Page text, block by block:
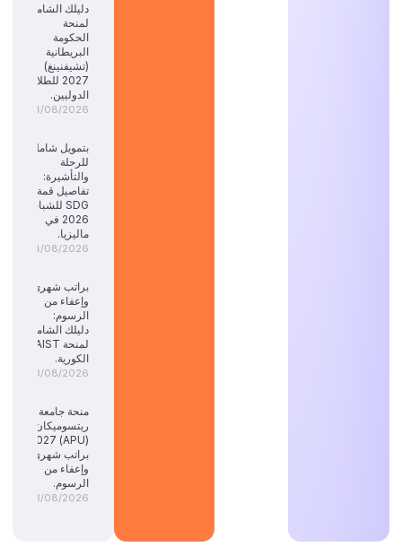
دليلك الشامل
لمنحة
الحكومة
البريطانية
(تشيفنينغ)
2027 للطلاب
الدوليين.
04/08/2026
بتمويل شامل
للرحلة
والتأشيرة:
تفاصيل قمة
SDG للشباب
2026 في
ماليزيا.
04/08/2026
براتب شهري
وإعفاء من
الرسوم:
دليلك الشامل
لمنحة KAIST
الكورية.
03/08/2026
منحة جامعة
ريتسوميكان
براتب شهري
وإعفاء من
الرسوم.
03/08/2026